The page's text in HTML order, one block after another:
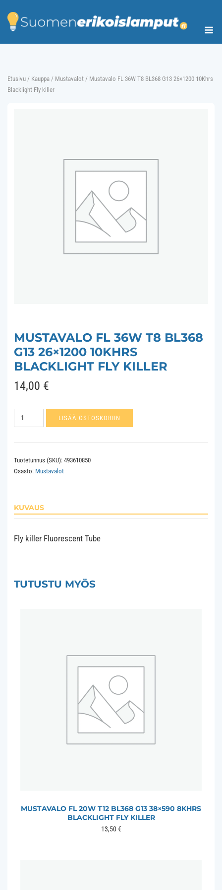
content
Etusivu / Kauppa / Mustavalot / Mustavalo FL 36W T8 BL368 G13 26×1200 10Khrs
Blacklight Fly killer
MUSTAVALO FL 36W T8 BL368
G13 26×1200 10KHRS
BLACKLIGHT FLY KILLER
14,00 €
Mustavalo
FL
BL368
G13
Blacklight
Fly
killer
määrä
LISÄÄ OSTOSKORIIN
Tuotetunnus (SKU): 493610850
Osasto: Mustavalot
KUVAUS
Fly killer Fluorescent Tube
TUTUSTU MYÖS
MUSTAVALO FL 20W T12 BL368 G13 38×590 8KHRS
BLACKLIGHT FLY KILLER
13,50€